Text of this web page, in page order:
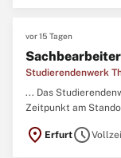
vor 15 Tagen
Studierendenwerk
... Das
Zeitpunkt am
(d/m/w) in
auf der Suche nach
location_on Erfurtschedule